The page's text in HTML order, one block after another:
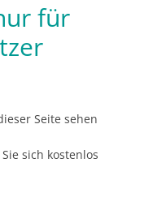
für
Seite sehen
sich kostenlos